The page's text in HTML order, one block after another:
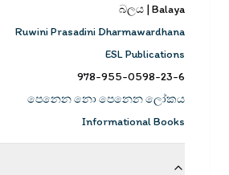
බලය | Balaya
Ruwini Prasadini Dharmawardhana
ESL Publications
978-955-0598-23-6
පෙනෙන නො පෙනෙන ලෝකය
Informational Books